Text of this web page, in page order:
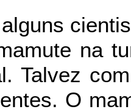
na
Talvez
O